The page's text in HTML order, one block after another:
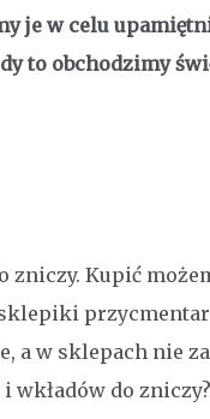
je w celu
to obchodzimy
zniczy. Kupić
w sklepach nie
wkładów do zniczy?